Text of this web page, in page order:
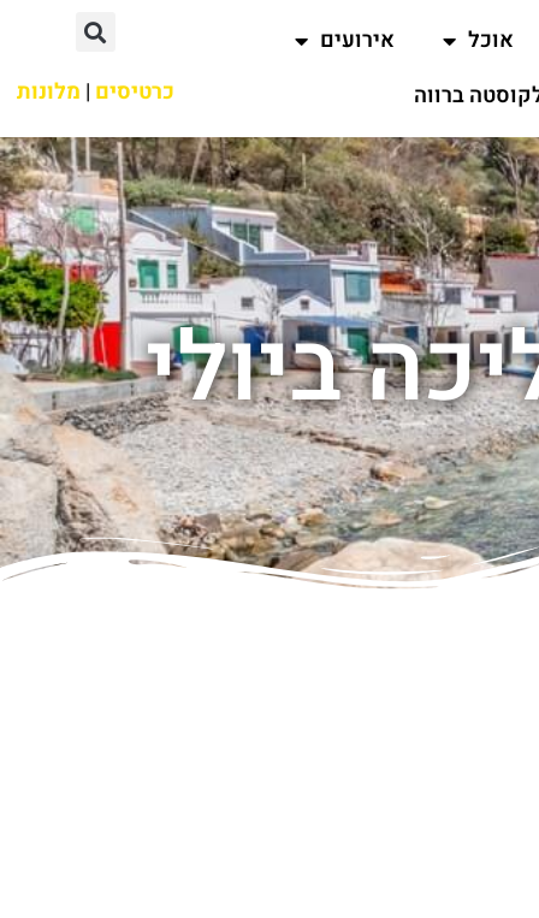
אוכל
אירועים
ברווה כרטיסים | מלונות
ביולי